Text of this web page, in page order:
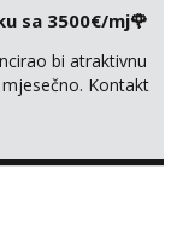
sa 3500€/mj🌹
bi atraktivnu
Kontakt